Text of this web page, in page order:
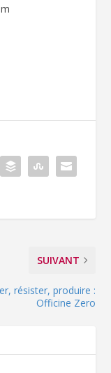
SUIVANT
résister, produire :
Officine Zero